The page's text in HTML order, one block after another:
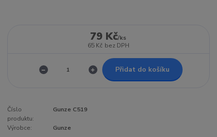
79 Kč/ks
65 Kč bez DPH
Přidat do košíku
Číslo
produktu:
Gunze C519
Výrobce: Gunze